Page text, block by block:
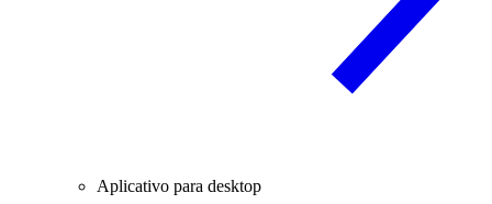
Aplicativo para desktop